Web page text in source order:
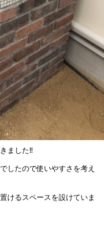
ました‼
したので使いやすさを考え
けるスペースを設けていま